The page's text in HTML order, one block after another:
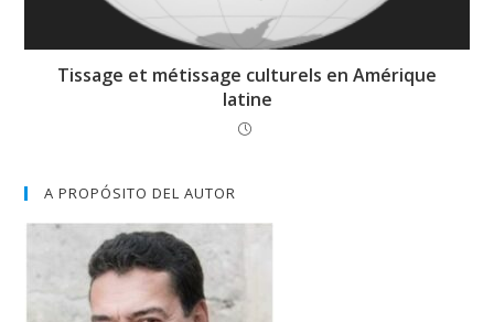
Tissage et métissage culturels en Amérique
latine
A PROPÓSITO DEL AUTOR